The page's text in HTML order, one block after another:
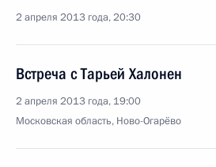
2 апреля 2013 года, 20:30
Встреча с Тарьей Халонен
2 апреля 2013 года, 19:00
Московская область, Ново-Огарёво